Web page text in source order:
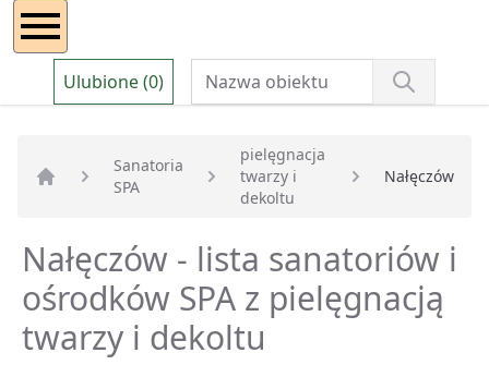
Ulubione (0)
Strona główna
Sanatoria
SPA
pielęgnacja
twarzy i
dekoltu
Nałęczów
Nałęczów - lista sanatoriów i
ośrodków SPA z pielęgnacją
twarzy i dekoltu